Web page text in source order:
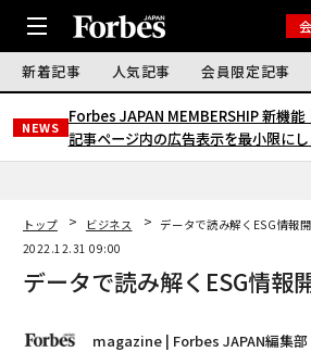
新着記事 人気記事 会員限定記事
NEWS
Forbes JAPAN MEMBERSHIP 新機能｜
記事ページ内の広告表示を最小限に
トップ ビジネス
データで読み解くESG情報
2022.12.31 09:00
データで読み解くESG情報
magazine | Forbes JAPAN編集部